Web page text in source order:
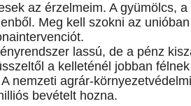
az érzelmeim. A gyümölcs,
Meg kell szokni az
lassú, de a pénz
a kelleténél jobban
nemzeti agrár-
bevételt hozna.